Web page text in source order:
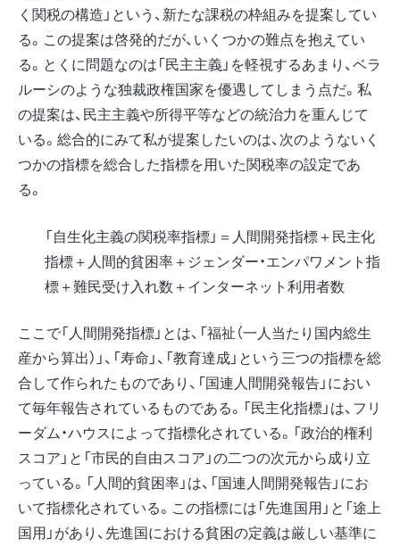
く関税の構造」という、新たな課税の枠組みを提案してい
る。この提案は啓発的だが、いくつかの難点を抱えてい
る。とくに問題なのは「民主主義」を軽視するあまり、ベラ
ルーシのような独裁政権国家を優遇してしまう点だ。私
の提案は、民主主義や所得平等などの統治力を重んじて
いる。総合的にみて私が提案したいのは、次のようないく
つかの指標を総合した指標を用いた関税率の設定であ
る。
「自生化主義の関税率指標」＝人間開発指標＋民主化
指標＋人間的貧困率＋ジェンダー・エンパワメント指
標＋難民受け入れ数＋インターネット利用者数
ここで「人間開発指標」とは、「福祉（一人当たり国内総生
産から算出）」、「寿命」、「教育達成」という三つの指標を総
合して作られたものであり、「国連人間開発報告」におい
て毎年報告されているものである。「民主化指標」は、フリ
ーダム・ハウスによって指標化されている。「政治的権利
スコア」と「市民的自由スコア」の二つの次元から成り立
っている。「人間的貧困率」は、「国連人間開発報告」にお
いて指標化されている。この指標には「先進国用」と「途上
国用」があり、先進国における貧困の定義は厳しい基準に